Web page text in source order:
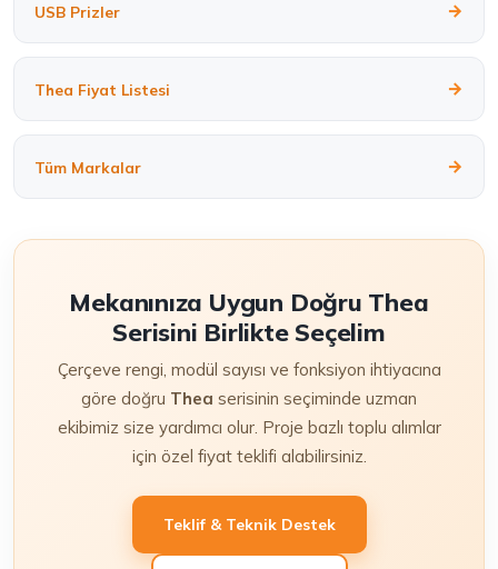
USB Prizler
Thea Fiyat Listesi
Tüm Markalar
Mekanınıza Uygun Doğru Thea
Serisini Birlikte Seçelim
Çerçeve rengi, modül sayısı ve fonksiyon ihtiyacına
göre doğru Thea serisinin seçiminde uzman
ekibimiz size yardımcı olur. Proje bazlı toplu alımlar
için özel fiyat teklifi alabilirsiniz.
Teklif & Teknik Destek